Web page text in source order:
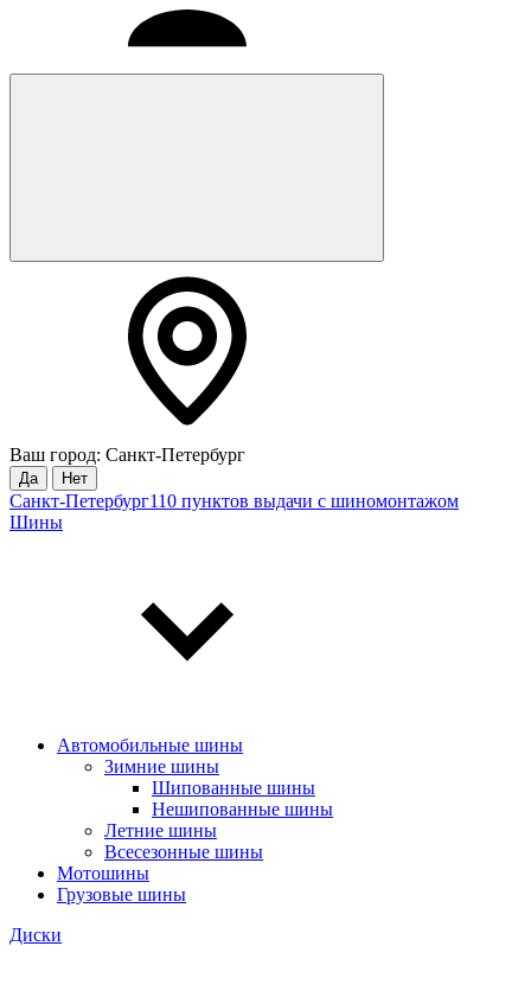
Ваш город: Санкт-Петербург
Да Нет
Санкт-Петербург110 пунктов выдачи с шиномонтажом
Шины
Автомобильные шины
Зимние шины
Шипованные шины
Нешипованные шины
Летние шины
Всесезонные шины
Мотошины
Грузовые шины
Диски